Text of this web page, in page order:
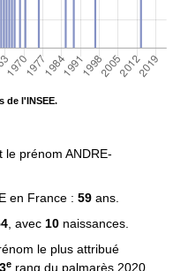
de l'INSEE.
le prénom ANDRE-
en France : 59 ans.
, avec 10 naissances.
le plus attribué
e rang du palmarès 2020.